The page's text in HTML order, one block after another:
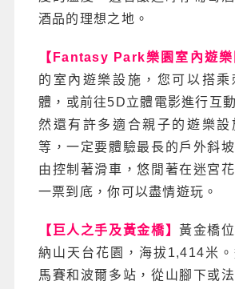
酒品的理想之地。
【Fantasy Park樂園室內遊
的室內遊樂設施，您可以搭乘
體，或前往5D立體電影進行互
然還有許多適合親子的遊樂設
等，一定要體驗最長的戶外斜
由控制著滑車，悠閒著在迷宮
一票到底，你可以盡情遊玩。
【巨人之手及黃金橋】 黃金橋
納山天台花園，海拔1,414米。
馬賽和波爾多站，從山腳下或